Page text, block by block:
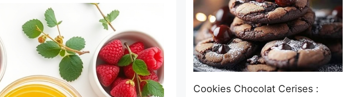
Cookies Chocolat Cerises :